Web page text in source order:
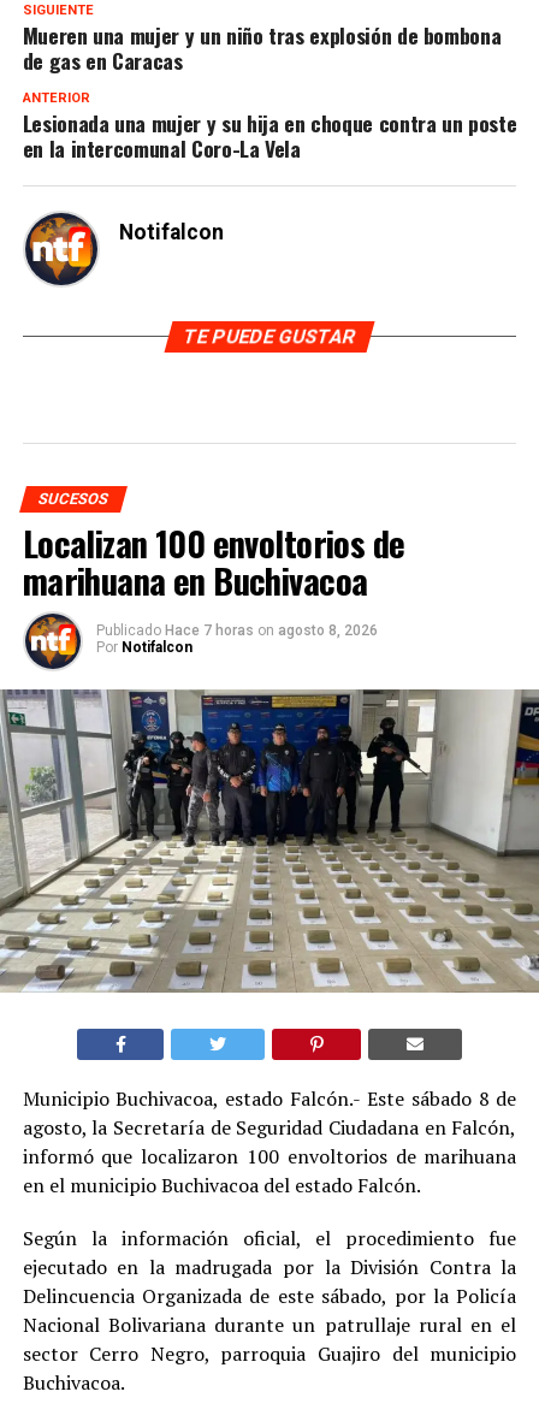
SIGUIENTE
Mueren una mujer y un niño tras explosión de bombona
de gas en Caracas
ANTERIOR
Lesionada una mujer y su hija en choque contra un poste
en la intercomunal Coro-La Vela
Notifalcon
TE PUEDE GUSTAR
SUCESOS
Localizan 100 envoltorios de
marihuana en Buchivacoa
Publicado Hace 7 horas on agosto 8, 2026
Por Notifalcon
Municipio Buchivacoa, estado Falcón.- Este sábado 8 de
agosto, la Secretaría de Seguridad Ciudadana en Falcón,
informó que localizaron 100 envoltorios de marihuana
en el municipio Buchivacoa del estado Falcón.
Según la información oficial, el procedimiento fue
ejecutado en la madrugada por la División Contra la
Delincuencia Organizada de este sábado, por la Policía
Nacional Bolivariana durante un patrullaje rural en el
sector Cerro Negro, parroquia Guajiro del municipio
Buchivacoa.